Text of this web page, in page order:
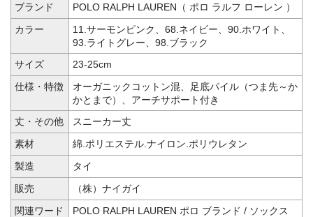
ブランド
POLO RALPH LAUREN（ ポロ ラルフ ローレン ）
カラー
11.サーモンピンク、68.ネイビー、90.ホワイト、
93.ライトグレー、98.ブラック
サイズ
23-25cm
仕様・特徴
オーガニックコットン混、足底パイル（つま先～か
かとまで）、アーチサポート付き
丈・その他
スニーカー丈
素材
綿.ポリエステル.ナイロン.ポリウレタン
製造
タイ
販売
（株）ナイガイ
関連ワード
POLO RALPH LAUREN ポロ ブランド / ソックス